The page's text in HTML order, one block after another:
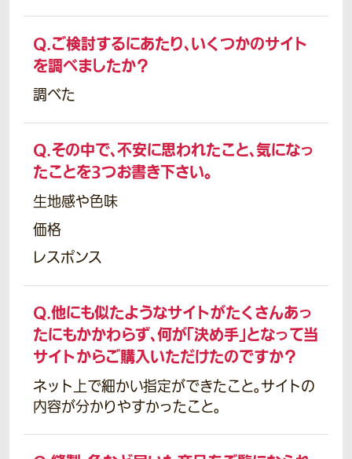
Q.ご検討するにあたり、いくつかのサイト
を調べましたか？
調べた
Q.その中で、不安に思われたこと、気になっ
たことを3つお書き下さい。
生地感や色味
価格
レスポンス
Q.他にも似たようなサイトがたくさんあっ
たにもかかわらず、何が「決め手」となって当
サイトからご購入いただけたのですか？
ネット上で細かい指定ができたこと。サイトの
内容が分かりやすかったこと。